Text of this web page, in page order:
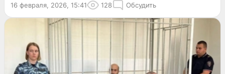
16 февраля, 2026, 15:41 128 Обсудить